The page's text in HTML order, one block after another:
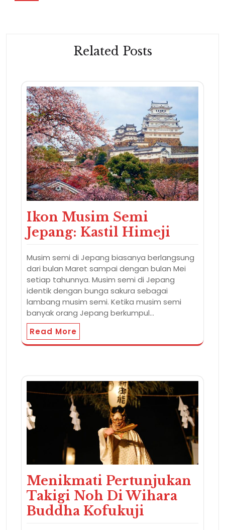
Related Posts
Ikon Musim Semi
Jepang: Kastil Himeji
Musim semi di Jepang biasanya berlangsung
dari bulan Maret sampai dengan bulan Mei
setiap tahunnya. Musim semi di Jepang
identik dengan bunga sakura sebagai
lambang musim semi. Ketika musim semi
banyak orang Jepang berkumpul…
Read More
Menikmati Pertunjukan
Takigi Noh Di Wihara
Buddha Kofukuji